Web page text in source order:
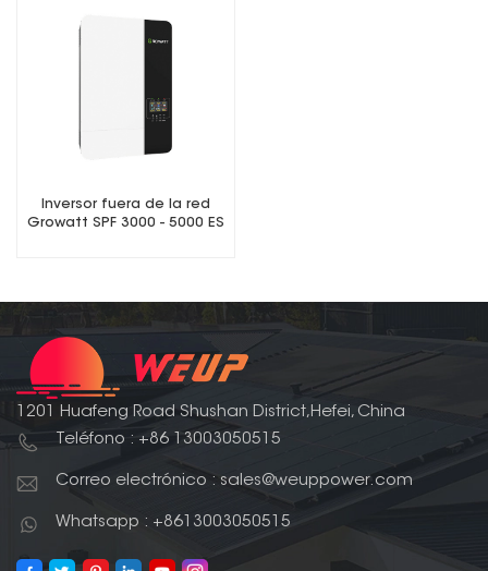
Inversor fuera de la red
Growatt SPF 3000 - 5000 ES
1201 Huafeng Road Shushan District,Hefei, China
Teléfono : +86 13003050515
Correo electrónico : sales@weuppower.com
Whatsapp : +8613003050515